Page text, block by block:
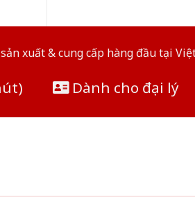
xuất & cung cấp hàng đầu tại
Dành cho đại lý